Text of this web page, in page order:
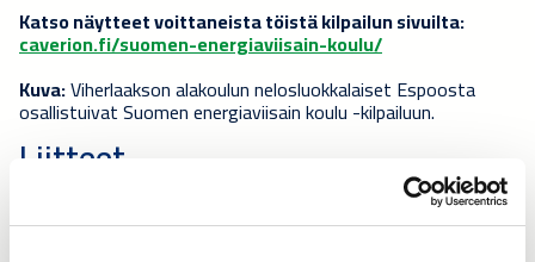
Katso näytteet voittaneista töistä kilpailun sivuilta:
caverion.fi/suomen-energiaviisain-koulu/
Kuva:Viherlaakson alakoulun nelosluokkalaiset Espoosta
osallistuivat Suomen energiaviisain koulu -kilpailuun.
Liitteet